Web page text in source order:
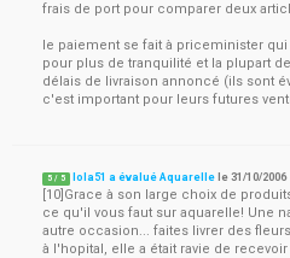
frais de port pour comparer deux
le paiement se fait à priceminister
pour plus de tranquilité et la plupart
délais de livraison annoncé (ils sont
c'est important pour leurs futures
5 / 5 lola51 a évalué Aquarelle le31/10/2006
[10]Grace à son large choix de
ce qu'il vous faut sur aquarelle! Une
autre occasion... faites livrer des
à l'hopital, elle a était ravie de